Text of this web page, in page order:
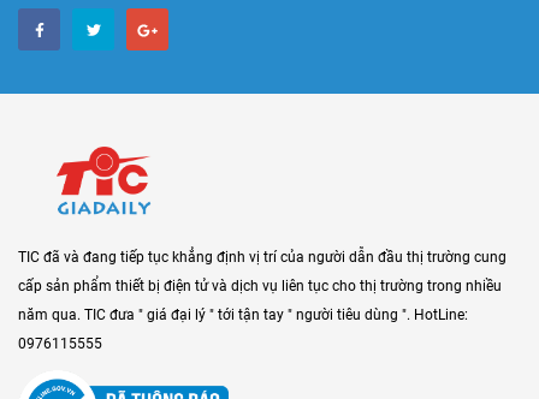
TIC đã và đang tiếp tục khẳng định vị trí của người dẫn đầu thị trường cung
cấp sản phẩm thiết bị điện tử và dịch vụ liên tục cho thị trường trong nhiều
năm qua. TIC đưa " giá đại lý " tới tận tay " người tiêu dùng ". HotLine:
0976115555